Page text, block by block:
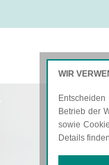
WIR
Betrieb der
sowie
Details